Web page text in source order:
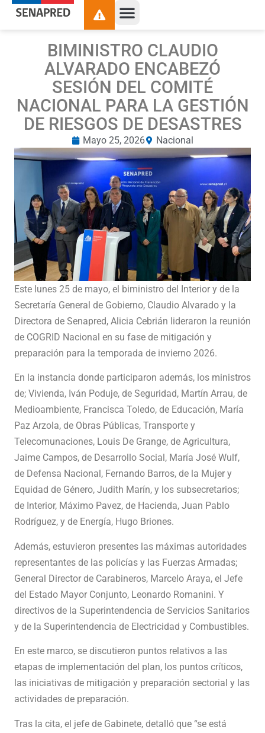
BIMINISTRO CLAUDIO
ALVARADO ENCABEZÓ
SESIÓN DEL COMITÉ
NACIONAL PARA LA GESTIÓN
DE RIESGOS DE DESASTRES
Mayo 25, 2026 Nacional
Este lunes 25 de mayo, el biministro del Interior y de la
Secretaría General de Gobierno, Claudio Alvarado y la
Directora de Senapred, Alicia Cebrián lideraron la reunión
de COGRID Nacional en su fase de mitigación y
preparación para la temporada de invierno 2026.
En la instancia donde participaron además, los ministros
de; Vivienda, Iván Poduje, de Seguridad, Martín Arrau, de
Medioambiente, Francisca Toledo, de Educación, María
Paz Arzola, de Obras Públicas, Transporte y
Telecomunaciones, Louis De Grange, de Agricultura,
Jaime Campos, de Desarrollo Social, María José Wulf,
de Defensa Nacional, Fernando Barros, de la Mujer y
Equidad de Género, Judith Marín, y los subsecretarios;
de Interior, Máximo Pavez, de Hacienda, Juan Pablo
Rodríguez, y de Energía, Hugo Briones.
Además, estuvieron presentes las máximas autoridades
representantes de las policías y las Fuerzas Armadas;
General Director de Carabineros, Marcelo Araya, el Jefe
del Estado Mayor Conjunto, Leonardo Romanini. Y
directivos de la Superintendencia de Servicios Sanitarios
y de la Superintendencia de Electricidad y Combustibles.
En este marco, se discutieron puntos relativos a las
etapas de implementación del plan, los puntos críticos,
las iniciativas de mitigación y preparación sectorial y las
actividades de preparación.
Tras la cita, el jefe de Gabinete, detalló que “se está